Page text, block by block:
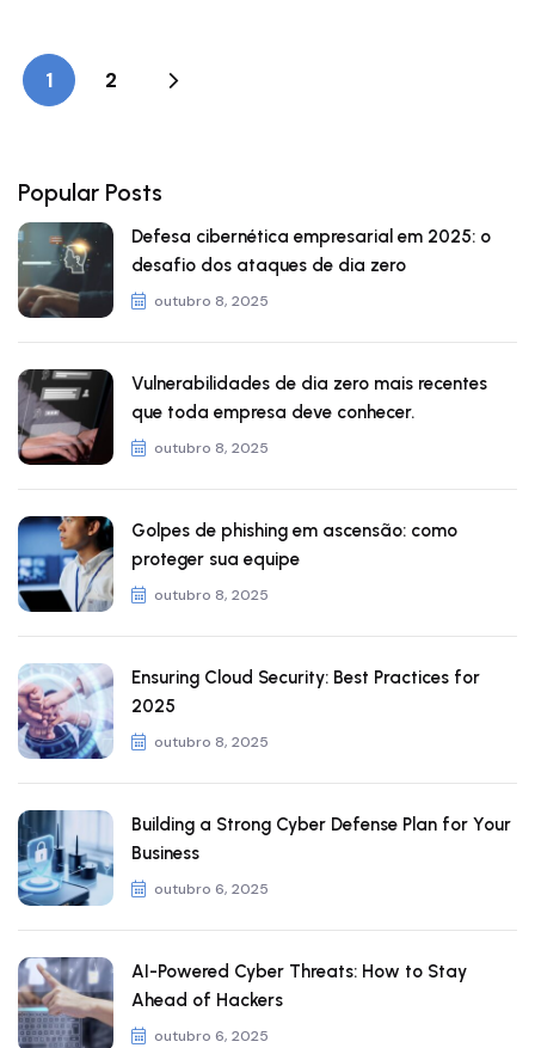
1 2
Popular Posts
Defesa cibernética empresarial em 2025: o
desafio dos ataques de dia zero
outubro 8, 2025
Vulnerabilidades de dia zero mais recentes
que toda empresa deve conhecer.
outubro 8, 2025
Golpes de phishing em ascensão: como
proteger sua equipe
outubro 8, 2025
Ensuring Cloud Security: Best Practices for
2025
outubro 8, 2025
Building a Strong Cyber Defense Plan for Your
Business
outubro 6, 2025
AI-Powered Cyber Threats: How to Stay
Ahead of Hackers
outubro 6, 2025